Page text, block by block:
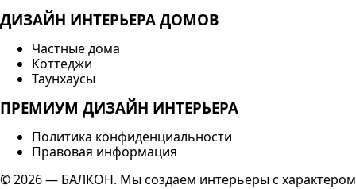
ДИЗАЙН ИНТЕРЬЕРА ДОМОВ
Частные дома
Коттеджи
Таунхаусы
ПРЕМИУМ ДИЗАЙН ИНТЕРЬЕРА
Политика конфиденциальности
Правовая информация
© 2026 — БАЛКОН. Мы создаем интерьеры с характером